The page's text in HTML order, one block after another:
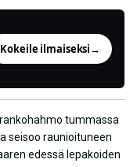
Kokeile ilmaiseksi→